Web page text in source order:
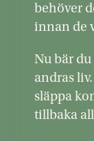
behöver
innan de
Nu bär
andras
släppa
tillbaka